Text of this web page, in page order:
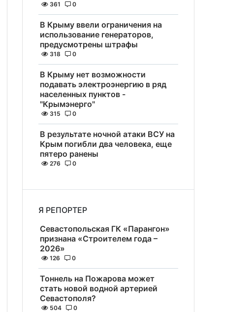
361 0
В Крыму ввели ограничения на
использование генераторов,
предусмотрены штрафы
318 0
В Крыму нет возможности
подавать электроэнергию в ряд
населенных пунктов -
"Крымэнерго"
315 0
В результате ночной атаки ВСУ на
Крым погибли два человека, еще
пятеро ранены
276 0
Я РЕПОРТЕР
Севастопольская ГК «Парангон»
признана «Строителем года –
2026»
126 0
Тоннель на Пожарова может
стать новой водной артерией
Севастополя?
504 0